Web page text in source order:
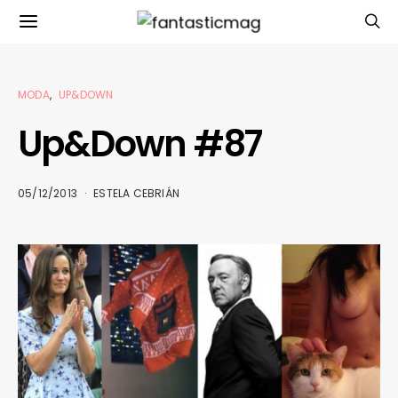
MODA UP&DOWN
Up&Down #87
05/12/2013 ESTELA CEBRIÁN